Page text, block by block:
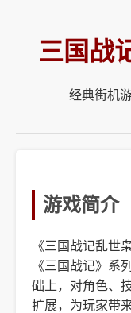
三国战
经典街机
游戏简介
《三国战记乱世
《三国战记》系
础上，对角色、
扩展，为玩家带